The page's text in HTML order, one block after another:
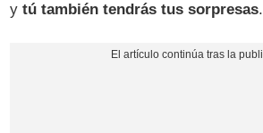
ytú también tendrás tus sorpresas.